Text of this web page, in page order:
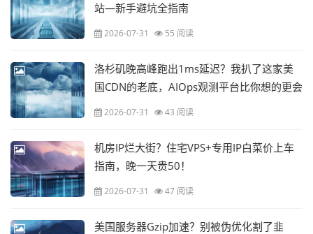
站—新手避坑全指南
2026-07-31 55 阅读
洛杉矶晚高峰跑出1ms延迟？我扒了这家美
国CDN的老底，AIOps观测平台比你想的更会
装
2026-07-31 43 阅读
机房IP烂大街？住宅VPS+专用IP白菜价上车
指南，晚一天贵50！
2026-07-31 47 阅读
美国服务器Gzip加速？别被伪优化割了韭